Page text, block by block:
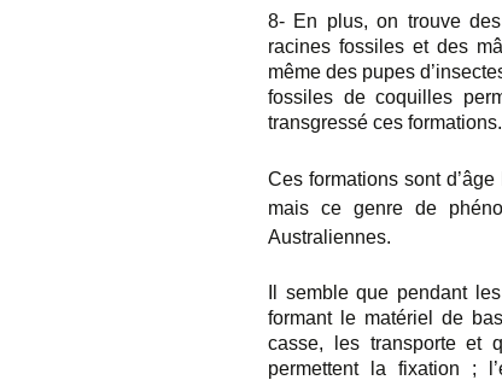
8- En plus, on trouve
racines fossiles et des
même des pupes
fossiles de coquilles
transgressé ces formations.
Ces formations sont
mais ce genre de
Australiennes.
Il semble que pendant
formant le matériel de
casse, les transporte et
permettent la fixation ;